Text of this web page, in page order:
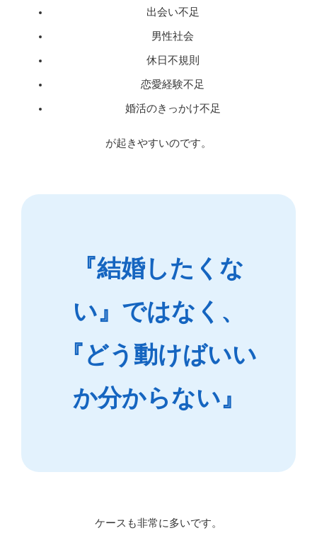
出会い不足
男性社会
休日不規則
恋愛経験不足
婚活のきっかけ不足
が起きやすいのです。
『結婚したくな
い』ではなく、
『どう動けばいい
か分からない』
ケースも非常に多いです。